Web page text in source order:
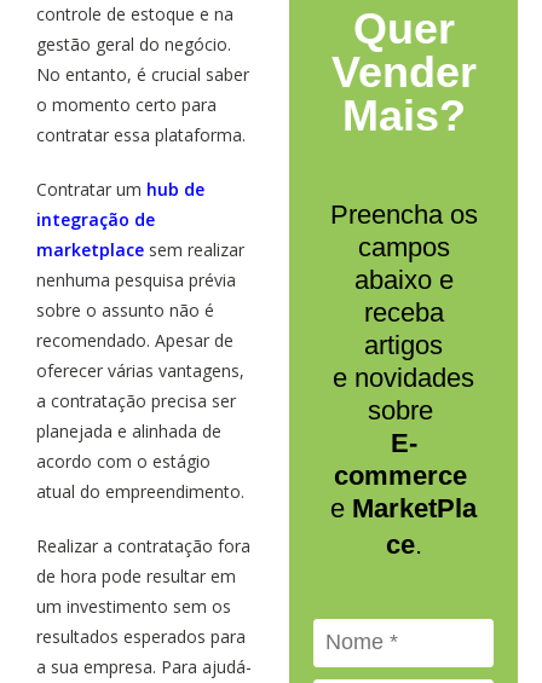
controle de estoque e na
gestão geral do negócio.
No entanto, é crucial saber
o momento certo para
contratar essa plataforma.
Contratar um hub de
integração de
marketplace sem realizar
nenhuma pesquisa prévia
sobre o assunto não é
recomendado. Apesar de
oferecer várias vantagens,
a contratação precisa ser
planejada e alinhada de
acordo com o estágio
atual do empreendimento.
Realizar a contratação fora
de hora pode resultar em
um investimento sem os
resultados esperados para
a sua empresa. Para ajudá-
Quer
Vender
Mais?
Preencha os
campos
abaixo e
receba
artigos
e novidades
sobre
E-
commerce
e MarketPla
ce.